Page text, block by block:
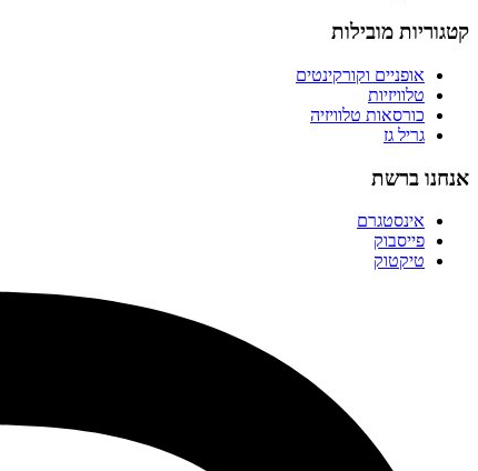
קטגוריות מובילות
אופניים וקורקינטים
טלוויזיות
כורסאות טלוויזיה
גריל גז
אנחנו ברשת
אינסטגרם
פייסבוק
טיקטוק